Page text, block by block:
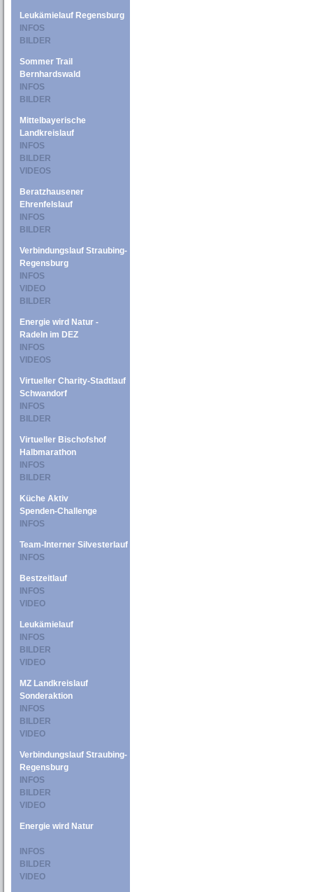
Leukämielauf Regensburg
INFOS
BILDER
Sommer Trail
Bernhardswald
INFOS
BILDER
Mittelbayerische
Landkreislauf
INFOS
BILDER
VIDEOS
Beratzhausener
Ehrenfelslauf
INFOS
BILDER
Verbindungslauf Straubing-
Regensburg
INFOS
VIDEO
BILDER
Energie wird Natur -
Radeln im DEZ
INFOS
VIDEOS
Virtueller Charity-Stadtlauf
Schwandorf
INFOS
BILDER
Virtueller Bischofshof
Halbmarathon
INFOS
BILDER
Küche Aktiv
Spenden-Challenge
INFOS
Team-Interner Silvesterlauf
INFOS
Bestzeitlauf
INFOS
VIDEO
Leukämielauf
INFOS
BILDER
VIDEO
MZ Landkreislauf
Sonderaktion
INFOS
BILDER
VIDEO
Verbindungslauf Straubing-
Regensburg
INFOS
BILDER
VIDEO
Energie wird Natur
INFOS
BILDER
VIDEO